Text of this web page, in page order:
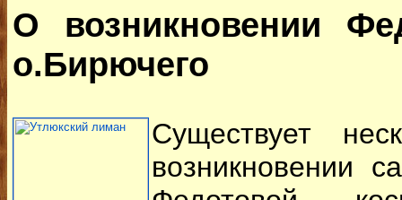
О возникновении
о.Бирючего
Существует
возникновении